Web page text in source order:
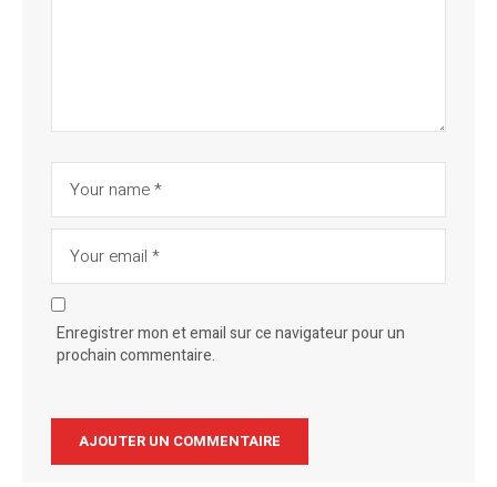
Enregistrer mon et email sur ce navigateur pour un
prochain commentaire.